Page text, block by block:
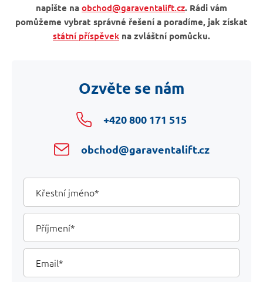
napište na obchod@garaventalift.cz. Rádi vám
pomůžeme vybrat správné řešení a poradíme, jak získat
státní příspěvek na zvláštní pomůcku.
Ozvěte se nám
+420 800 171 515
obchod@garaventalift.cz
Your
Details
Křestní
jméno
Příjmení
Email